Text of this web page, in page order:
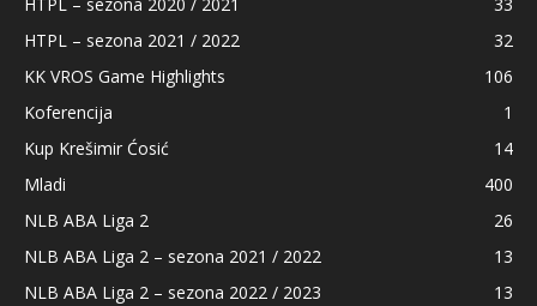
HTPL – sezona 2020 / 2021
33
HTPL – sezona 2021 / 2022
32
KK VROS Game Highlights
106
Koferencija
1
Kup Krešimir Ćosić
14
Mladi
400
NLB ABA Liga 2
26
NLB ABA Liga 2 – sezona 2021 / 2022
13
NLB ABA Liga 2 – sezona 2022 / 2023
13